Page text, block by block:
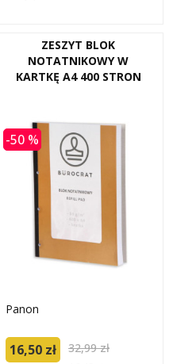
ZESZYT BLOK
NOTATNIKOWY W
KARTKĘ A4 400 STRON
-50 %
Panon
16,50 zł 32,99 zł